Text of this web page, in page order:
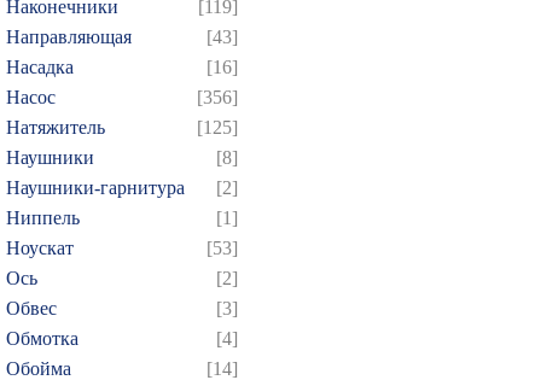
Наконечники
[119]
Направляющая
[43]
Насадка
[16]
Насос
[356]
Натяжитель
[125]
Наушники
[8]
Наушники-гарнитура
[2]
Ниппель
[1]
Ноускат
[53]
Оcь
[2]
Обвес
[3]
Обмотка
[4]
Обойма
[14]